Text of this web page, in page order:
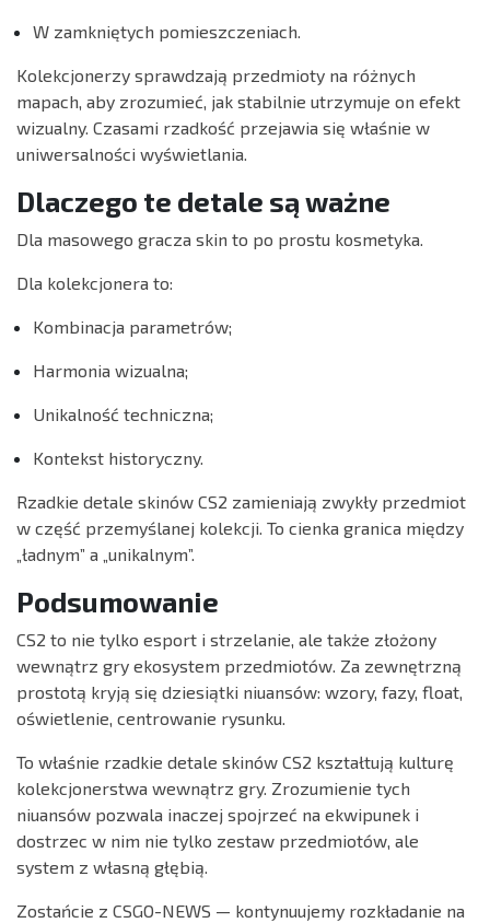
W zamkniętych pomieszczeniach.
Kolekcjonerzy sprawdzają przedmioty na różnych
mapach, aby zrozumieć, jak stabilnie utrzymuje on efekt
wizualny. Czasami rzadkość przejawia się właśnie w
uniwersalności wyświetlania.
Dlaczego te detale są ważne
Dla masowego gracza skin to po prostu kosmetyka.
Dla kolekcjonera to:
Kombinacja parametrów;
Harmonia wizualna;
Unikalność techniczna;
Kontekst historyczny.
Rzadkie detale skinów CS2 zamieniają zwykły przedmiot
w część przemyślanej kolekcji. To cienka granica między
„ładnym” a „unikalnym”.
Podsumowanie
CS2 to nie tylko esport i strzelanie, ale także złożony
wewnątrz gry ekosystem przedmiotów. Za zewnętrzną
prostotą kryją się dziesiątki niuansów: wzory, fazy, float,
oświetlenie, centrowanie rysunku.
To właśnie rzadkie detale skinów CS2 kształtują kulturę
kolekcjonerstwa wewnątrz gry. Zrozumienie tych
niuansów pozwala inaczej spojrzeć na ekwipunek i
dostrzec w nim nie tylko zestaw przedmiotów, ale
system z własną głębią.
Zostańcie z CSGO-NEWS — kontynuujemy rozkładanie na